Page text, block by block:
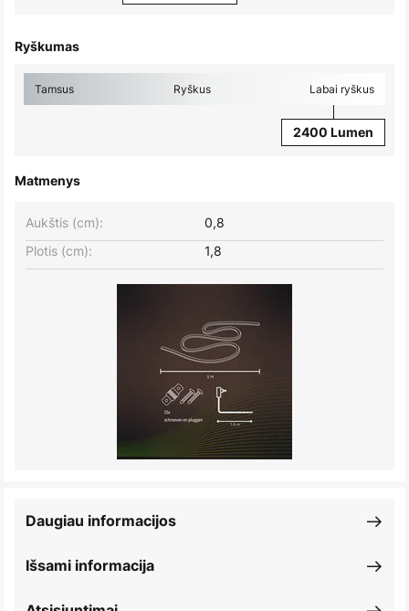
Ryškumas
Tamsus Ryškus Labai ryškus
2400 Lumen
Matmenys
Plotis (cm): 1,8
Aukštis (cm): 0,8
Išsami informacija
Daugiau informacijos